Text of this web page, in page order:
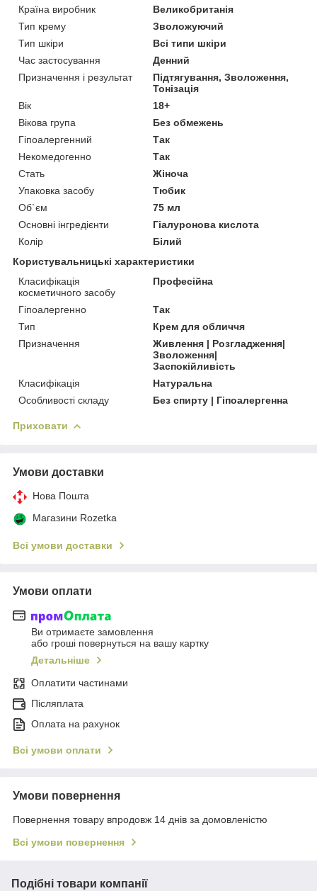
Країна виробник
Великобританія
Тип крему
Зволожуючий
Тип шкіри
Всі типи шкіри
Час застосування
Денний
Призначення і результат
Підтягування, Зволоження,
Тонізація
Вік
18+
Вікова група
Без обмежень
Гіпоалергенний
Так
Некомедогенно
Так
Стать
Жіноча
Упаковка засобу
Тюбик
Об`єм
75 мл
Основні інгредієнти
Гіалуронова кислота
Колір
Білий
Користувальницькі характеристики
Класифікація
косметичного засобу
Професійна
Гіпоалергенно
Так
Тип
Крем для обличчя
Призначення
Живлення | Розгладження|
Зволоження|
Заспокійливість
Класифікація
Натуральна
Особливості складу
Без спирту | Гіпоалергенна
Приховати
Умови доставки
Нова Пошта
Магазини Rozetka
Всі умови доставки
Умови оплати
Ви отримаєте замовлення
або гроші повернуться на вашу картку
Детальніше
Оплатити частинами
Післяплата
Оплата на рахунок
Всі умови оплати
Умови повернення
Повернення товару впродовж 14 днів за домовленістю
Всі умови повернення
Подібні товари компанії